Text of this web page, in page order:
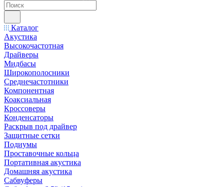
Каталог
Акустика
Высокочастотная
Драйверы
Мидбасы
Широкополосники
Среднечастотники
Компонентная
Коаксиальная
Кроссоверы
Конденсаторы
Раскрыв под драйвер
Защитные сетки
Подиумы
Проставочные кольца
Портативная акустика
Домашняя акустика
Сабвуферы